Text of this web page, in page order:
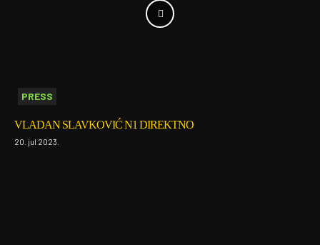
PRESS
VLADAN SLAVKOVIĆ N1 DIREKTNO
20. jul 2023.